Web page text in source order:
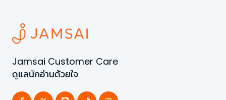
Jamsai Customer Care
ดูแลนักอ่านด้วยใจ